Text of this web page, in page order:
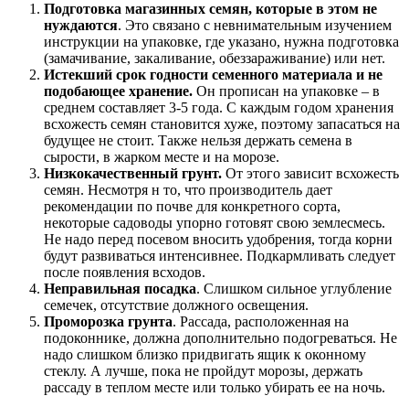
Подготовка магазинных семян, которые в этом не
нуждаются. Это связано с невнимательным изучением
инструкции на упаковке, где указано, нужна подготовка
(замачивание, закаливание, обеззараживание) или нет.
Истекший срок годности семенного материала и не
подобающее хранение. Он прописан на упаковке – в
среднем составляет 3-5 года. С каждым годом хранения
всхожесть семян становится хуже, поэтому запасаться на
будущее не стоит. Также нельзя держать семена в
сырости, в жарком месте и на морозе.
Низкокачественный грунт. От этого зависит всхожесть
семян. Несмотря н то, что производитель дает
рекомендации по почве для конкретного сорта,
некоторые садоводы упорно готовят свою землесмесь.
Не надо перед посевом вносить удобрения, тогда корни
будут развиваться интенсивнее. Подкармливать следует
после появления всходов.
Неправильная посадка. Слишком сильное углубление
семечек, отсутствие должного освещения.
Проморозка грунта. Рассада, расположенная на
подоконнике, должна дополнительно подогреваться. Не
надо слишком близко придвигать ящик к оконному
стеклу. А лучше, пока не пройдут морозы, держать
рассаду в теплом месте или только убирать ее на ночь.